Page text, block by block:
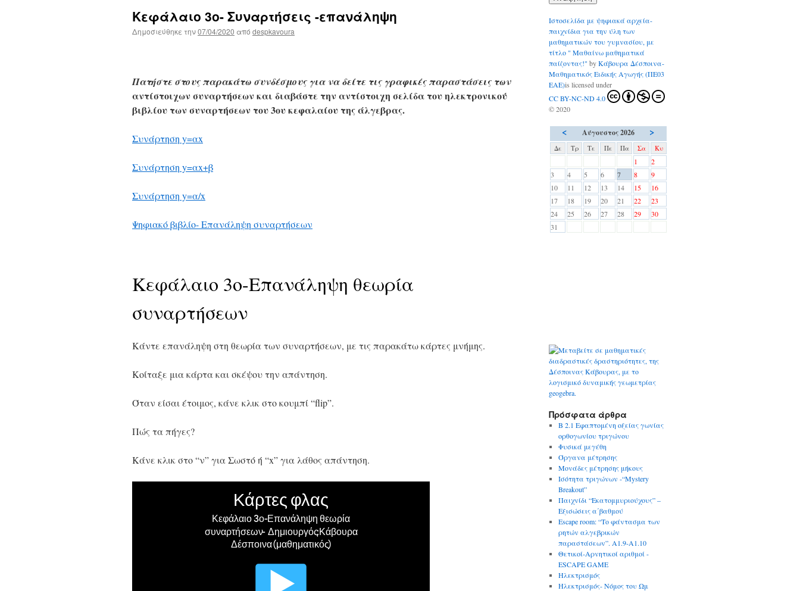
Κεφάλαιο 3ο- Συναρτήσεις -επανάληψη
Δημοσιεύθηκε την07/04/2020 από despkavoura
Πατήστε στους παρακάτω συνδέσμους για να δείτε τις γραφικές παραστάσεις των
αντίστοιχων συναρτήσεων και διαβάστε την αντίστοιχη σελίδα του ηλεκτρονικού
βιβλίου των συναρτήσεων του 3ου κεφαλαίου της άλγεβρας.
Συνάρτηση y=αx
Συνάρτηση y=αx+β
Συνάρτηση y=α/x
Ψηφιακό βιβλίο- Επανάληψη συναρτήσεων
Κεφάλαιο 3ο-Επανάληψη θεωρία
συναρτήσεων
Κάντε επανάληψη στη θεωρία των συναρτήσεων, με τις παρακάτω κάρτες μνήμης.
Κοίταξε μια κάρτα και σκέψου την απάντηση.
Όταν είσαι έτοιμος, κάνε κλικ στο κουμπί “flip”.
Πώς τα πήγες?
Κάνε κλικ στο “ν” για Σωστό ή “x” για λάθος απάντηση.
Ιστοσελίδα με ψηφιακά αρχεία-
παιχνίδια για την ύλη των
μαθηματικών του γυμνασίου, με
τίτλο " Μαθαίνω μαθηματικά
παίζοντας!" byΚάβουρα Δέσποινα-
Μαθηματικός Ειδικής Αγωγής (ΠΕ03
ΕΑΕ)is licensed under
CC BY-NC-ND 4.0
© 2020
< Αύγουστος 2026 >
Δε Τρ Τε Πε Πα Σα Κυ
1
2
3
4 5 6 7 8
9
10
11 12 13 14 15
16
17
18 19 20 21 22
23
24
25 26 27 28 29
30
31
Πρόσφατα άρθρα
Β 2.1 Εφαπτομένη οξείας γωνίας
ορθογωνίου τριγώνου
Φυσικά μεγέθη
Όργανα μέτρησης
Μονάδες μέτρησης μήκους
Ισότητα τριγώνων -“Mystery
Breakout”
Παιχνίδι “Εκατομμυριούχους” –
Εξισώσεις α΄βαθμού
Escape room: “Το φάντασμα των
ρητών αλγεβρικών
παραστάσεων”. A1.9-Α1.10
Θετικοί-Αρνητικοί αριθμοί -
ESCAPE GAME
Ηλεκτρισμός
Ηλεκτρισμός- Νόμος του Ωμ